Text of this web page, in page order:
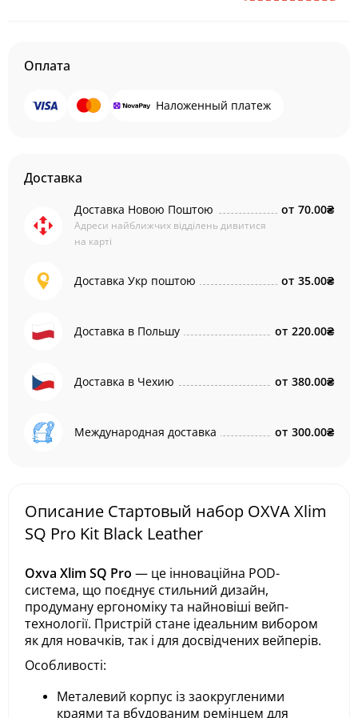
Оплата
Наложенный платеж
Доставка
Доставка Новою Поштою
Адреси найближчих відділень дивитися
на карті
от 70.00₴
Доставка Укр поштою от 35.00₴
Доставка в Польшу от 220.00₴
Доставка в Чехию от 380.00₴
Международная доставка от 300.00₴
Описание Стартовый набор OXVA Xlim
SQ Pro Kit Black Leather
Oxva Xlim SQ Pro — це інноваційна POD-
система, що поєднує стильний дизайн,
продуману ергономіку та найновіші вейп-
технології. Пристрій стане ідеальним вибором
як для новачків, так і для досвідчених вейперів.
Особливості:
Металевий корпус із заокругленими
краями та вбудованим ремінцем для